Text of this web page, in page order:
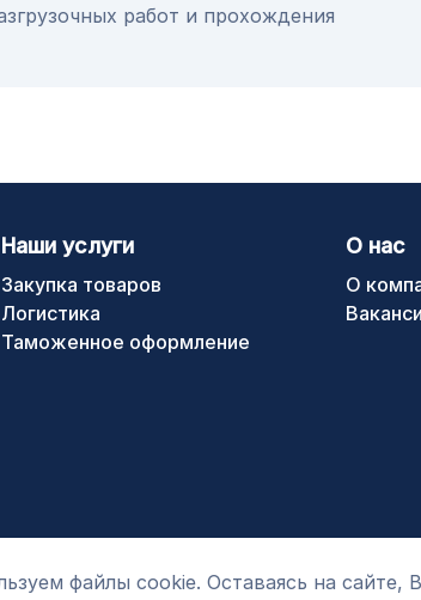
работ и прохождения
файлы cookie. Оставаясь на сайте,
Закупка товаров
Наши услуги
Логистика
Таможенное оформление
О нас
О